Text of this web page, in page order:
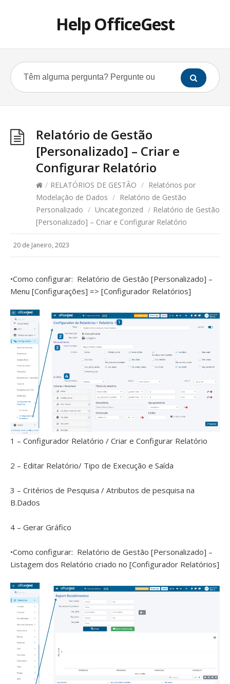
Help OfficeGest
Relatório de Gestão
[Personalizado] – Criar e
Configurar Relatório
/ RELATÓRIOS DE GESTÃO / Relatórios por
Modelação de Dados / Relatório de Gestão
Personalizado / Uncategorized / Relatório de Gestão
[Personalizado] – Criar e Configurar Relatório
20 de Janeiro, 2023
•Como configurar: Relatório de Gestão [Personalizado] –
Menu [Configurações] => [Configurador Relatórios]
1 – Configurador Relatório / Criar e Configurar Relatório
2 – Editar Relatório/ Tipo de Execução e Saída
3 – Critérios de Pesquisa / Atributos de pesquisa na
B.Dados
4 – Gerar Gráfico
•Como configurar: Relatório de Gestão [Personalizado] –
Listagem dos Relatório criado no [Configurador Relatórios]